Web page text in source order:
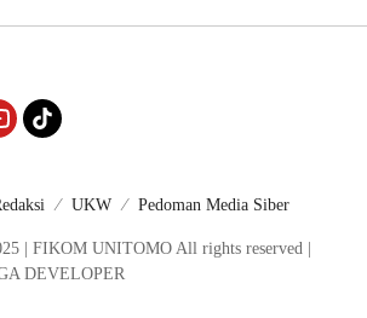
UKW Pedoman Media Siber
| FIKOM UNITOMO All rights reserved |
DEVELOPER